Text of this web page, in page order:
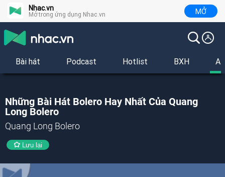
Nhac.vn
Mở trong ứng dụng Nhac.vn MỞ
Bài hát Podcast Hotlist BXH
Những Bài Hát Bolero Hay Nhất Của Quang
Long Bolero
Quang Long Bolero
Lưu lại